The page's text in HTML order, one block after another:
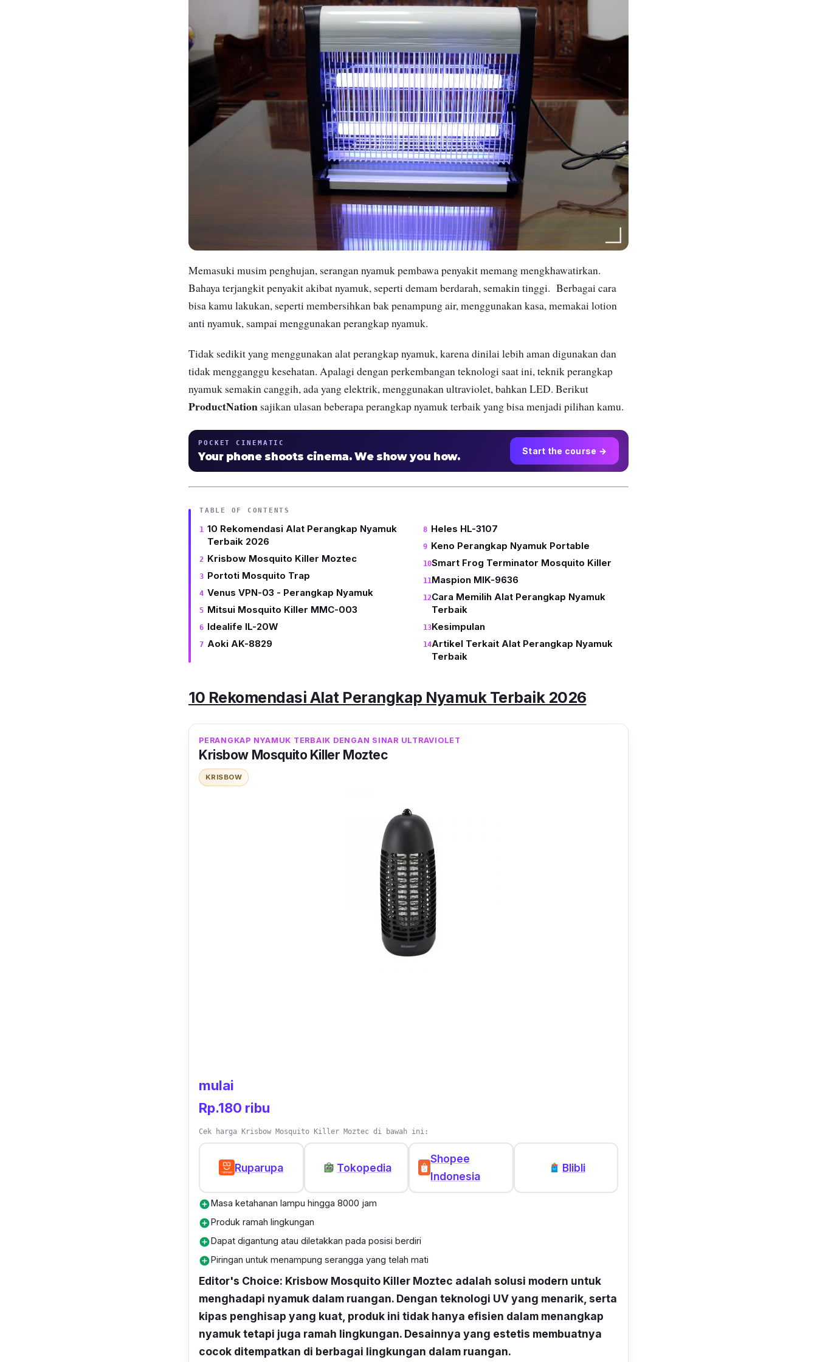
Memasuki musim penghujan, serangan nyamuk pembawa penyakit memang mengkhawatirkan.
Bahaya terjangkit penyakit akibat nyamuk, seperti demam berdarah, semakin tinggi. Berbagai cara
bisa kamu lakukan, seperti membersihkan bak penampung air, menggunakan kasa, memakai lotion
anti nyamuk, sampai menggunakan perangkap nyamuk.
Tidak sedikit yang menggunakan alat perangkap nyamuk, karena dinilai lebih aman digunakan dan
tidak mengganggu kesehatan. Apalagi dengan perkembangan teknologi saat ini, teknik perangkap
nyamuk semakin canggih, ada yang elektrik, menggunakan ultraviolet, bahkan LED. Berikut
ProductNation sajikan ulasan beberapa perangkap nyamuk terbaik yang bisa menjadi pilihan kamu.
POCKET CINEMATIC
Your phone shoots cinema. We show you how. Start the course →
TABLE OF CONTENTS
10 Rekomendasi Alat Perangkap Nyamuk
Terbaik 2026
Krisbow Mosquito Killer Moztec
Portoti Mosquito Trap
Venus VPN-03 - Perangkap Nyamuk
Mitsui Mosquito Killer MMC-003
Idealife IL-20W
Aoki AK-8829
Heles HL-3107
Keno Perangkap Nyamuk Portable
Smart Frog Terminator Mosquito Killer
Maspion MIK-9636
Cara Memilih Alat Perangkap Nyamuk
Terbaik
Kesimpulan
Artikel Terkait Alat Perangkap Nyamuk
Terbaik
10 Rekomendasi Alat Perangkap Nyamuk Terbaik 2026
PERANGKAP NYAMUK TERBAIK DENGAN SINAR ULTRAVIOLET
Krisbow Mosquito Killer Moztec
KRISBOW
mulai
Rp.180 ribu
Cek harga Krisbow Mosquito Killer Moztec di bawah ini:
Ruparupa Tokopedia
Shopee
Indonesia
Blibli
add_circleMasa ketahanan lampu hingga 8000 jam
add_circleProduk ramah lingkungan
add_circleDapat digantung atau diletakkan pada posisi berdiri
add_circlePiringan untuk menampung serangga yang telah mati
Editor's Choice: Krisbow Mosquito Killer Moztec adalah solusi modern untuk
menghadapi nyamuk dalam ruangan. Dengan teknologi UV yang menarik, serta
kipas penghisap yang kuat, produk ini tidak hanya efisien dalam menangkap
nyamuk tetapi juga ramah lingkungan. Desainnya yang estetis membuatnya
cocok ditempatkan di berbagai lingkungan dalam ruangan.